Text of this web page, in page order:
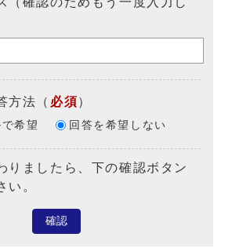
方法 （ 必須）
希望 回答を希望しない
りましたら、下の確認ボタン
い。
確認